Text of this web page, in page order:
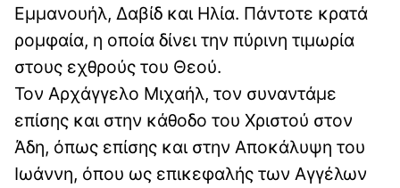
Εμμανουήλ, Δαβίδ και Ηλία. Πάντοτε κρατά
ρομφαία, η οποία δίνει την πύρινη τιμωρία
στους εχθρούς του Θεού.
Τον Αρχάγγελο Μιχαήλ, τον συναντάμε
επίσης και στην κάθοδο του Χριστού στον
Άδη, όπως επίσης και στην Αποκάλυψη του
Ιωάννη, όπου ως επικεφαλής των Αγγέλων